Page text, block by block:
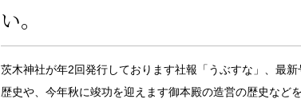
い。
茨木神社が年2回発行しております社報「うぶすな」、最
歴史や、今年秋に竣功を迎えます御本殿の造営の歴史など